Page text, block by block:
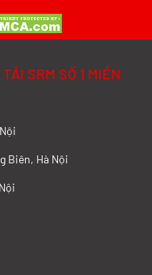
SRM SỐ 1 MIỀN
Biên, Hà Nội